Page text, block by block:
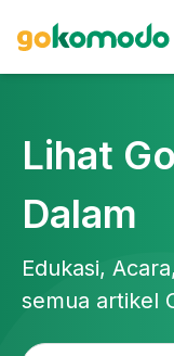
Lihat
Dalam
Edukasi,
semua artikel